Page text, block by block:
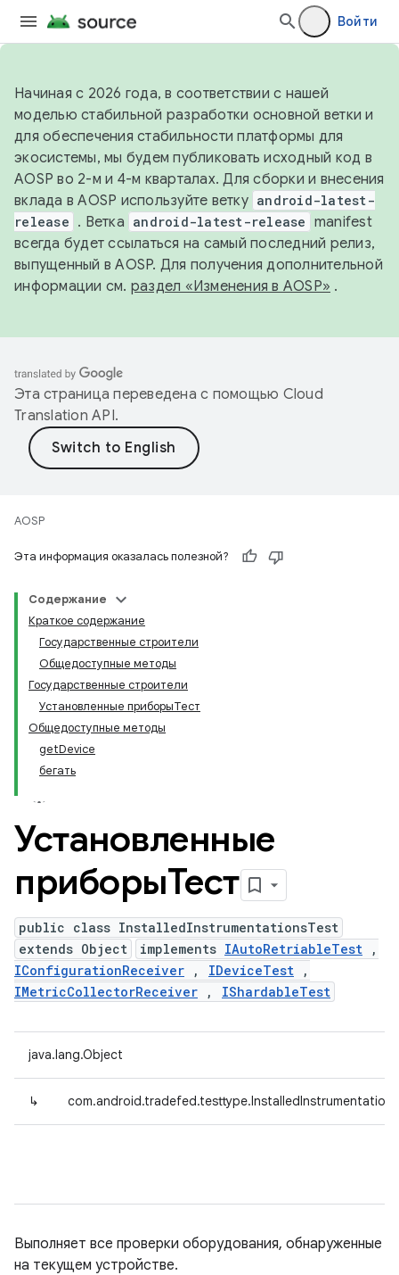
Войти
Начиная с 2026 года, в соответствии с нашей
моделью стабильной разработки основной ветки и
для обеспечения стабильности платформы для
экосистемы, мы будем публиковать исходный код в
AOSP во 2-м и 4-м кварталах. Для сборки и внесения
вклада в AOSP используйте ветку android-latest-
release . Ветка android-latest-release manifest
всегда будет ссылаться на самый последний релиз,
выпущенный в AOSP. Для получения дополнительной
информации см. раздел «Изменения в AOSP» .
Эта страница переведена с помощью Cloud
Translation API.
AOSP
Эта информация оказалась полезной?
Содержание
Краткое содержание
Государственные строители
Общедоступные методы
Государственные строители
Установленные приборыТест
Общедоступные методы
getDevice
бегать
Установленные
приборыТест
public class InstalledInstrumentationsTest
extends Object
implements IAutoRetriableTest ,
IConfigurationReceiver , IDeviceTest ,
IMetricCollectorReceiver , IShardableTest
java.lang.Object
↳
Выполняет все проверки оборудования, обнаруженные
на текущем устройстве.